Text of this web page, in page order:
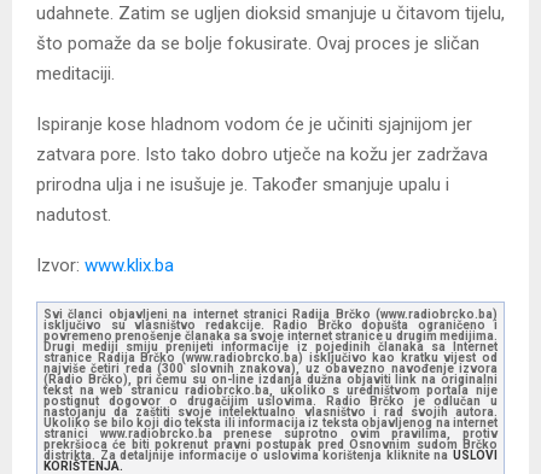
udahnete. Zatim se ugljen dioksid smanjuje u čitavom tijelu,
što pomaže da se bolje fokusirate. Ovaj proces je sličan
meditaciji.
Ispiranje kose hladnom vodom će je učiniti sjajnijom jer
zatvara pore. Isto tako dobro utječe na kožu jer zadržava
prirodna ulja i ne isušuje je. Također smanjuje upalu i
nadutost.
Izvor: www.klix.ba
Svi članci objavljeni na internet stranici Radija Brčko (www.radiobrcko.ba)
isključivo su vlasništvo redakcije. Radio Brčko dopušta ograničeno i
povremeno prenošenje članaka sa svoje internet stranice u drugim medijima.
Drugi mediji smiju prenijeti informacije iz pojedinih članaka sa Internet
stranice Radija Brčko (www.radiobrcko.ba) isključivo kao kratku vijest od
najviše četiri reda (300 slovnih znakova), uz obavezno navođenje izvora
(Radio Brčko), pri čemu su on-line izdanja dužna objaviti link na originalni
tekst na web stranicu radiobrcko.ba, ukoliko s uredništvom portala nije
postignut dogovor o drugačijim uslovima. Radio Brčko je odlučan u
nastojanju da zaštiti svoje intelektualno vlasništvo i rad svojih autora.
Ukoliko se bilo koji dio teksta ili informacija iz teksta objavljenog na internet
stranici www.radiobrcko.ba prenese suprotno ovim pravilima, protiv
prekršioca će biti pokrenut pravni postupak pred Osnovnim sudom Brčko
distrikta. Za detaljnije informacije o uslovima korištenja kliknite na USLOVI
KORIŠTENJA.